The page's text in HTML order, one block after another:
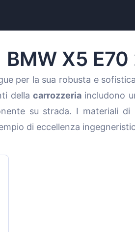
Benz
BMW X5
per la sua robusta e
della carrozzeriaincludono
su strada. I materiali
di eccellenza